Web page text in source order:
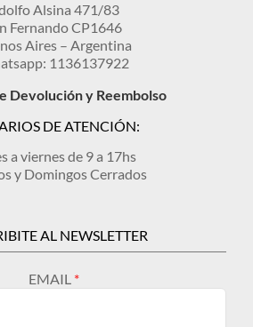
Alsina 471/83
Fernando CP1646
Aires – Argentina
1136137922
Devolución y Reembolso
DE ATENCIÓN:
a viernes de 9 a 17hs
y Domingos Cerrados
AL NEWSLETTER
EMAIL